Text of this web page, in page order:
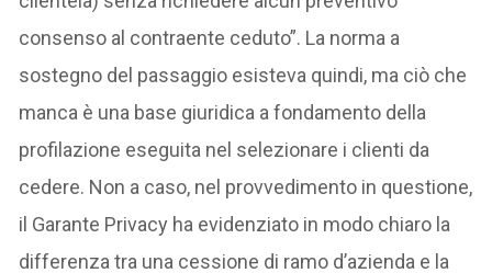
consenso al contraente ceduto”. La norma a
sostegno del passaggio esisteva quindi, ma ciò che
manca è una base giuridica a fondamento della
profilazione eseguita nel selezionare i clienti da
cedere. Non a caso, nel provvedimento in questione,
il Garante Privacy ha evidenziato in modo chiaro la
differenza tra una cessione di ramo d’azienda e la